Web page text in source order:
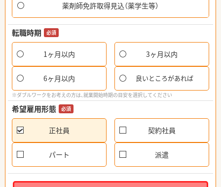
薬剤師免許取得見込（薬学生等）
転職時期 必須
1ヶ月以内 3ヶ月以内
6ヶ月以内 良いところがあれば
※ダブルワークをお考えの方は、就業開始時期の目安を選択してください
希望雇用形態 必須
正社員 契約社員
パート 派遣